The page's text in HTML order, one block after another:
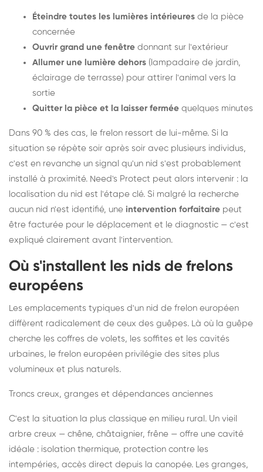
Éteindre toutes les lumières intérieures de la pièce
concernée
Ouvrir grand une fenêtre donnant sur l'extérieur
Allumer une lumière dehors (lampadaire de jardin,
éclairage de terrasse) pour attirer l'animal vers la
sortie
Quitter la pièce et la laisser fermée quelques minutes
Dans 90 % des cas, le frelon ressort de lui-même. Si la
situation se répète soir après soir avec plusieurs individus,
c'est en revanche un signal qu'un nid s'est probablement
installé à proximité. Need's Protect peut alors intervenir : la
localisation du nid est l'étape clé. Si malgré la recherche
aucun nid n'est identifié, une intervention forfaitaire peut
être facturée pour le déplacement et le diagnostic — c'est
expliqué clairement avant l'intervention.
Où s'installent les nids de frelons
européens
Les emplacements typiques d'un nid de frelon européen
diffèrent radicalement de ceux des guêpes. Là où la guêpe
cherche les coffres de volets, les soffites et les cavités
urbaines, le frelon européen privilégie des sites plus
volumineux et plus naturels.
Troncs creux, granges et dépendances anciennes
C'est la situation la plus classique en milieu rural. Un vieil
arbre creux — chêne, châtaignier, frêne — offre une cavité
idéale : isolation thermique, protection contre les
intempéries, accès direct depuis la canopée. Les granges,